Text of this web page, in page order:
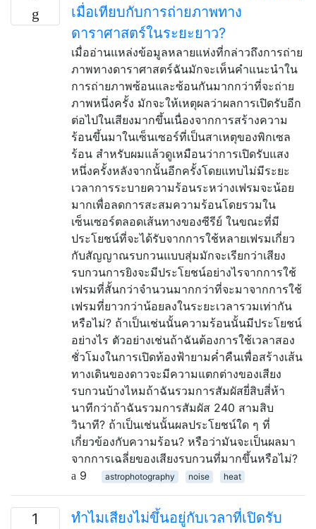
เมื่อเทียบกับการถ่ายภาพทาง
ดาราศาสตร์ในระยะยาว?
เมื่ออ่านแหล่งข้อมูลหลายแห่งที่กล่าวถึงการถ่าย
ภาพทางดาราศาสตร์ฉันมักจะเห็นคำแนะนำใน
การถ่ายภาพซ้อนและซ้อนกันมากกว่าที่จะถ่าย
ภาพหนึ่งครั้ง มักจะให้เหตุผลว่าผลการเปิดรับอีก
ต่อไปในเสียงมากขึ้นเนื่องจากการสร้างความ
ร้อนขึ้นมาในเซ็นเซอร์ที่เป็นสาเหตุของพิกเซล
ร้อน สำหรับผมแล้วดูเหมือนว่าการเปิดรับแสง
หนึ่งครั้งหลังจากนั้นอีกครั้งโดยแทบไม่มีระยะ
เวลาการระบายความร้อนระหว่างเฟรมจะน้อย
มากเพื่อลดการสะสมความร้อนโดยรวมใน
เซ็นเซอร์ตลอดเส้นทางของซีรีย์ ในขณะที่มี
ประโยชน์ที่จะได้รับจากการใช้หลายเฟรมเกี่ยว
กับสัญญาณรบกวนแบบสุ่มมักจะเรียกว่าเสียง
รบกวนการยิงจะมีประโยชน์อย่างไรจากการใช้
เฟรมที่สั้นกว่าจำนวนมากกว่าที่จะมาจากการใช้
เฟรมที่ยาวกว่าน้อยลงในระยะเวลารวมเท่ากัน
หรือไม่? ถ้าเป็นเช่นนั้นความร้อนนั้นมีประโยชน์
อย่างไร ตัวอย่างเช่นถ้าฉันต้องการใช้เวลาสอง
ชั่วโมงในการเปิดท้องฟ้ายามค่ำคืนเพื่อสร้างเส้น
ทางเดินของดาวจะมีความแตกต่างของเสียง
รบกวนบ้างไหมถ้าฉันรวมการสัมผัสยี่สิบสี่ห้า
นาทีกว่าถ้าฉันรวมการสัมผัส 240 สามสิบ
วินาที? ถ้าเป็นเช่นนั้นผลประโยชน์ใด ๆ ที่
เกี่ยวข้องกับความร้อน? หรือว่ามันจะเป็นผลมา
จากการเฉลี่ยของเสียงรบกวนที่มากขึ้นหรือไม่?
9
astrophotography noise heat
1
ทำไมเสียงไม่ขึ้นอยู่กับเวลาที่เปิดรับ